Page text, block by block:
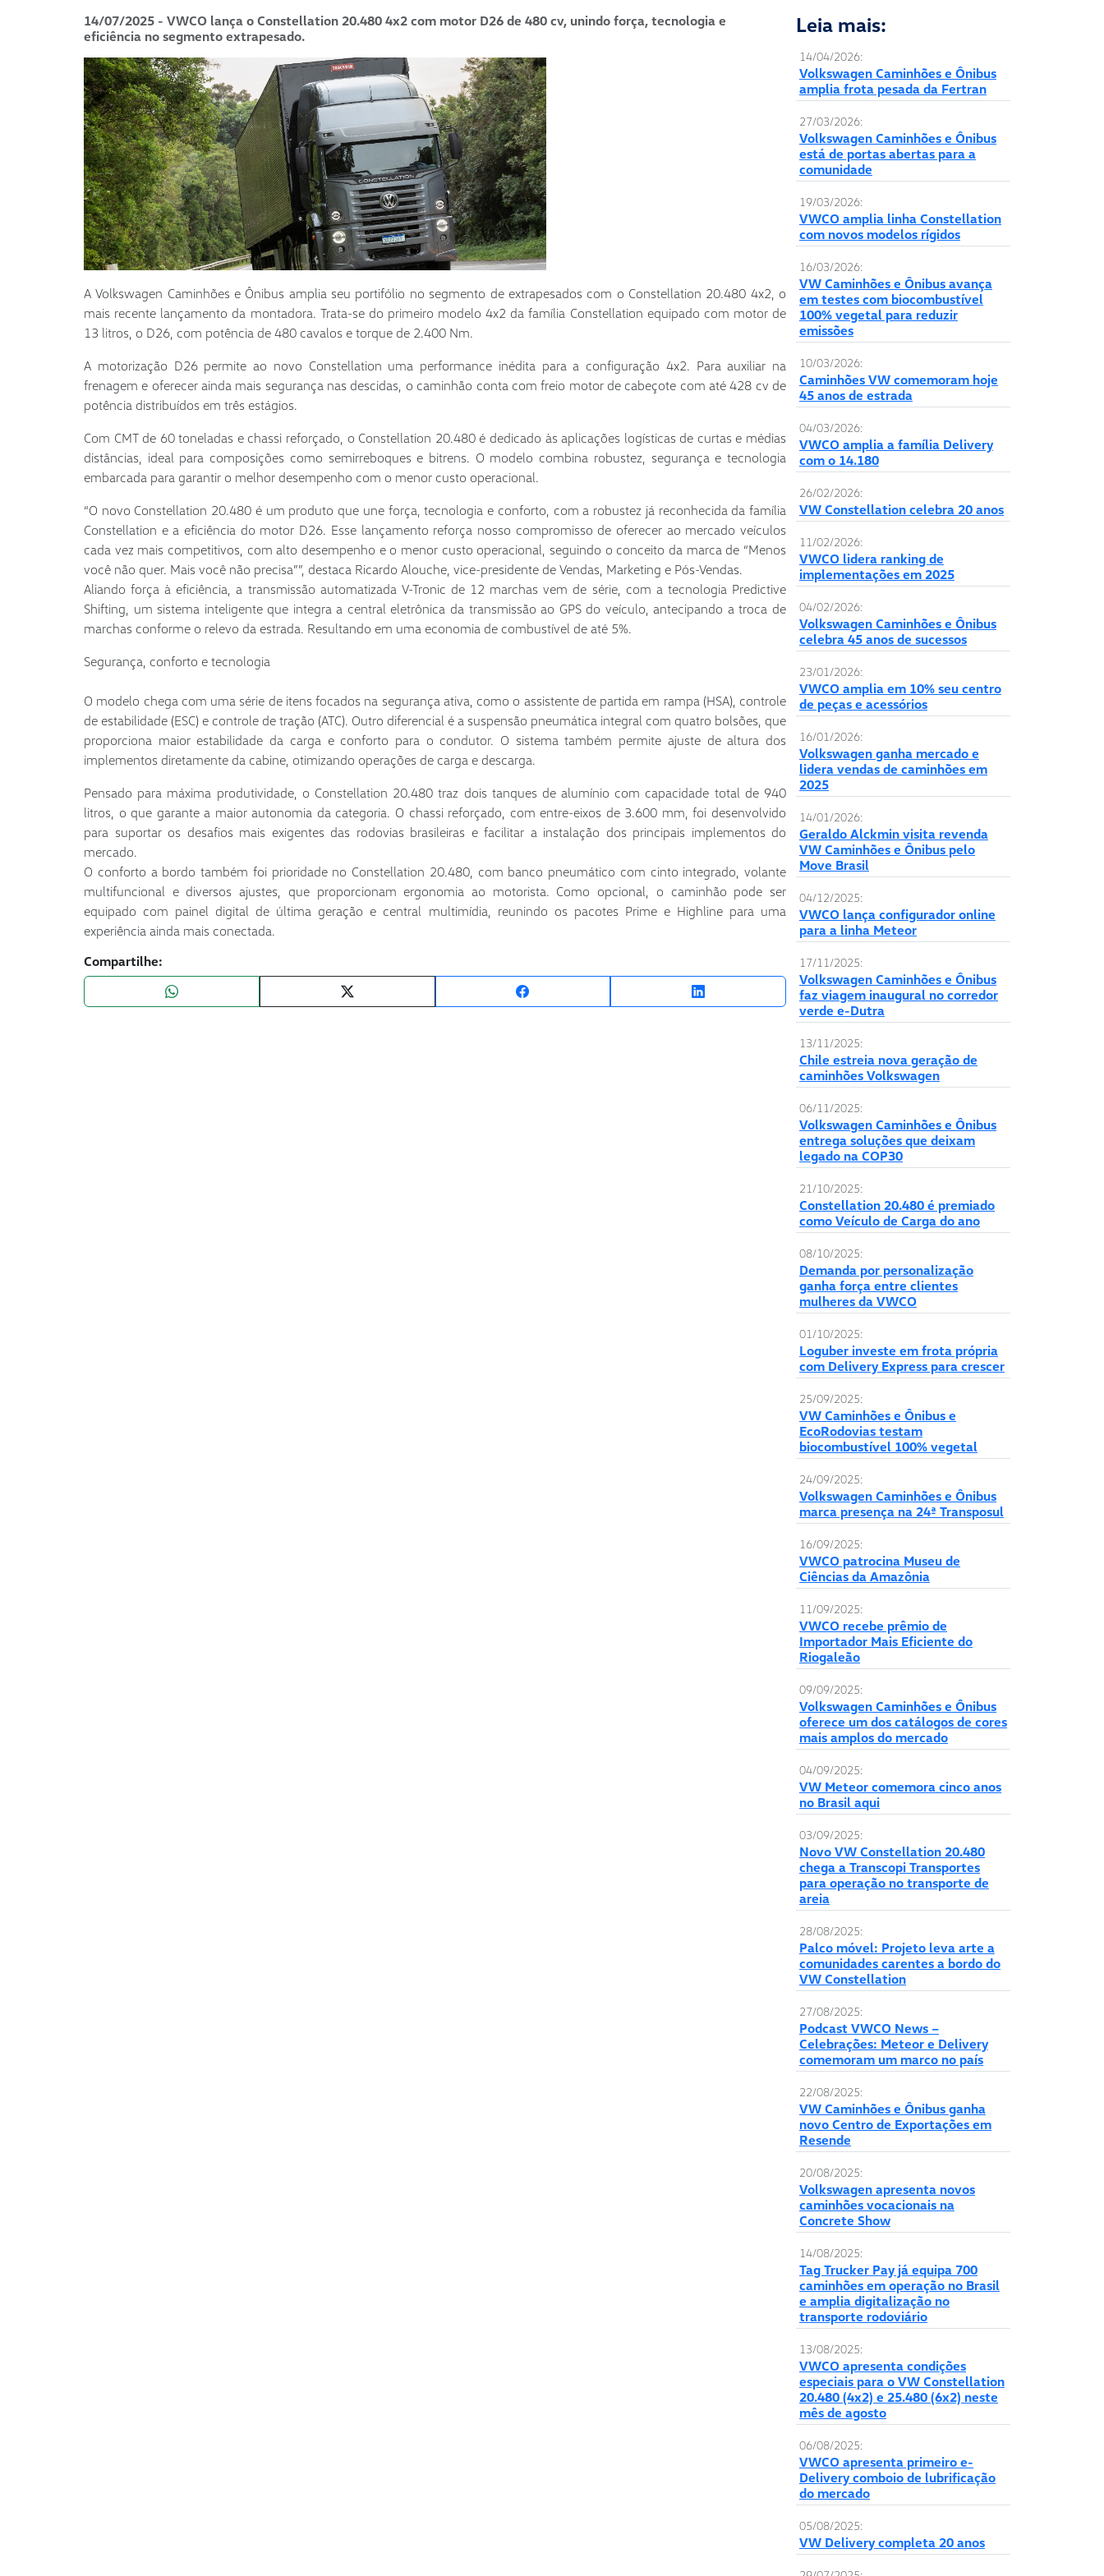
14/07/2025 - VWCO lança o Constellation 20.480 4x2 com motor D26 de 480 cv, unindo força, tecnologia e
eficiência no segmento extrapesado.
A Volkswagen Caminhões e Ônibus amplia seu portifólio no segmento de extrapesados com o Constellation 20.480 4x2, o
mais recente lançamento da montadora. Trata-se do primeiro modelo 4x2 da família Constellation equipado com motor de
13 litros, o D26, com potência de 480 cavalos e torque de 2.400 Nm.
A motorização D26 permite ao novo Constellation uma performance inédita para a configuração 4x2. Para auxiliar na
frenagem e oferecer ainda mais segurança nas descidas, o caminhão conta com freio motor de cabeçote com até 428 cv de
potência distribuídos em três estágios.
Com CMT de 60 toneladas e chassi reforçado, o Constellation 20.480 é dedicado às aplicações logísticas de curtas e médias
distâncias, ideal para composições como semirreboques e bitrens. O modelo combina robustez, segurança e tecnologia
embarcada para garantir o melhor desempenho com o menor custo operacional.
“O novo Constellation 20.480 é um produto que une força, tecnologia e conforto, com a robustez já reconhecida da família
Constellation e a eficiência do motor D26. Esse lançamento reforça nosso compromisso de oferecer ao mercado veículos
cada vez mais competitivos, com alto desempenho e o menor custo operacional, seguindo o conceito da marca de “Menos
você não quer. Mais você não precisa””, destaca Ricardo Alouche, vice-presidente de Vendas, Marketing e Pós-Vendas.
Aliando força à eficiência, a transmissão automatizada V-Tronic de 12 marchas vem de série, com a tecnologia Predictive
Shifting, um sistema inteligente que integra a central eletrônica da transmissão ao GPS do veículo, antecipando a troca de
marchas conforme o relevo da estrada. Resultando em uma economia de combustível de até 5%.
Segurança, conforto e tecnologia
O modelo chega com uma série de itens focados na segurança ativa, como o assistente de partida em rampa (HSA), controle
de estabilidade (ESC) e controle de tração (ATC). Outro diferencial é a suspensão pneumática integral com quatro bolsões, que
proporciona maior estabilidade da carga e conforto para o condutor. O sistema também permite ajuste de altura dos
implementos diretamente da cabine, otimizando operações de carga e descarga.
Pensado para máxima produtividade, o Constellation 20.480 traz dois tanques de alumínio com capacidade total de 940
litros, o que garante a maior autonomia da categoria. O chassi reforçado, com entre-eixos de 3.600 mm, foi desenvolvido
para suportar os desafios mais exigentes das rodovias brasileiras e facilitar a instalação dos principais implementos do
mercado.
O conforto a bordo também foi prioridade no Constellation 20.480, com banco pneumático com cinto integrado, volante
multifuncional e diversos ajustes, que proporcionam ergonomia ao motorista. Como opcional, o caminhão pode ser
equipado com painel digital de última geração e central multimídia, reunindo os pacotes Prime e Highline para uma
experiência ainda mais conectada.
Compartilhe:
Leia mais:
14/04/2026:
Volkswagen Caminhões e Ônibus
amplia frota pesada da Fertran
27/03/2026:
Volkswagen Caminhões e Ônibus
está de portas abertas para a
comunidade
19/03/2026:
VWCO amplia linha Constellation
com novos modelos rígidos
16/03/2026:
VW Caminhões e Ônibus avança
em testes com biocombustível
100% vegetal para reduzir
emissões
10/03/2026:
Caminhões VW comemoram hoje
45 anos de estrada
04/03/2026:
VWCO amplia a família Delivery
com o 14.180
26/02/2026:
VW Constellation celebra 20 anos
11/02/2026:
VWCO lidera ranking de
implementações em 2025
04/02/2026:
Volkswagen Caminhões e Ônibus
celebra 45 anos de sucessos
23/01/2026:
VWCO amplia em 10% seu centro
de peças e acessórios
16/01/2026:
Volkswagen ganha mercado e
lidera vendas de caminhões em
2025
14/01/2026:
Geraldo Alckmin visita revenda
VW Caminhões e Ônibus pelo
Move Brasil
04/12/2025:
VWCO lança configurador online
para a linha Meteor
17/11/2025:
Volkswagen Caminhões e Ônibus
faz viagem inaugural no corredor
verde e-Dutra
13/11/2025:
Chile estreia nova geração de
caminhões Volkswagen
06/11/2025:
Volkswagen Caminhões e Ônibus
entrega soluções que deixam
legado na COP30
21/10/2025:
Constellation 20.480 é premiado
como Veículo de Carga do ano
08/10/2025:
Demanda por personalização
ganha força entre clientes
mulheres da VWCO
01/10/2025:
Loguber investe em frota própria
com Delivery Express para crescer
25/09/2025:
VW Caminhões e Ônibus e
EcoRodovias testam
biocombustível 100% vegetal
24/09/2025:
Volkswagen Caminhões e Ônibus
marca presença na 24ª Transposul
16/09/2025:
VWCO patrocina Museu de
Ciências da Amazônia
11/09/2025:
VWCO recebe prêmio de
Importador Mais Eficiente do
Riogaleão
09/09/2025:
Volkswagen Caminhões e Ônibus
oferece um dos catálogos de cores
mais amplos do mercado
04/09/2025:
VW Meteor comemora cinco anos
no Brasil aqui
03/09/2025:
Novo VW Constellation 20.480
chega a Transcopi Transportes
para operação no transporte de
areia
28/08/2025:
Palco móvel: Projeto leva arte a
comunidades carentes a bordo do
VW Constellation
27/08/2025:
Podcast VWCO News –
Celebrações: Meteor e Delivery
comemoram um marco no país
22/08/2025:
VW Caminhões e Ônibus ganha
novo Centro de Exportações em
Resende
20/08/2025:
Volkswagen apresenta novos
caminhões vocacionais na
Concrete Show
14/08/2025:
Tag Trucker Pay já equipa 700
caminhões em operação no Brasil
e amplia digitalização no
transporte rodoviário
13/08/2025:
VWCO apresenta condições
especiais para o VW Constellation
20.480 (4x2) e 25.480 (6x2) neste
mês de agosto
06/08/2025:
VWCO apresenta primeiro e-
Delivery comboio de lubrificação
do mercado
05/08/2025:
VW Delivery completa 20 anos